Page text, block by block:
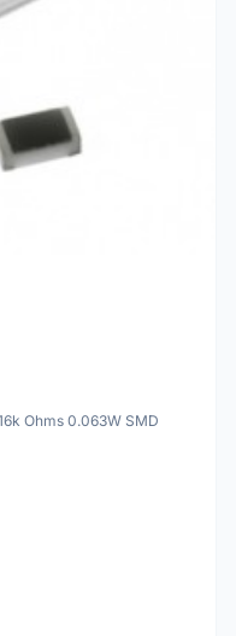
Ohms 0.063W SMD